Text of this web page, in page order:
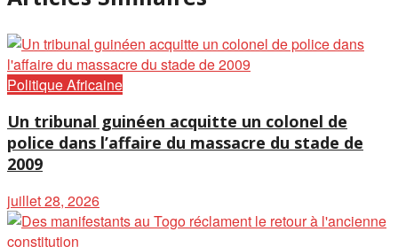
Politique Africaine
Un tribunal guinéen acquitte un colonel de
police dans l’affaire du massacre du stade de
2009
juillet 28, 2026